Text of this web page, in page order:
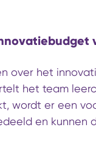
Ontwikkelen
opgave.
over het
het team
wordt er een
en kunnen